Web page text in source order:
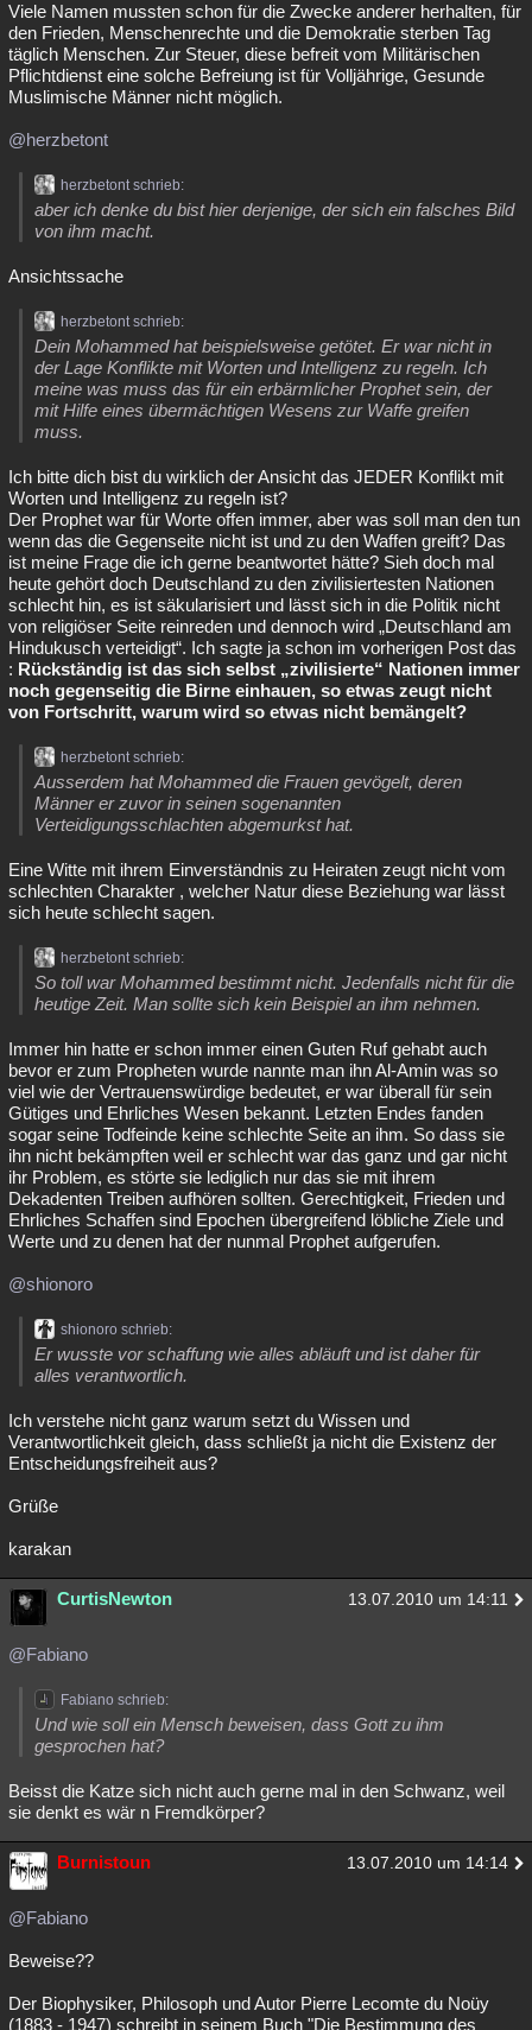
Viele Namen mussten schon für die Zwecke anderer herhalten, für
den Frieden, Menschenrechte und die Demokratie sterben Tag
täglich Menschen. Zur Steuer, diese befreit vom Militärischen
Pflichtdienst eine solche Befreiung ist für Volljährige, Gesunde
Muslimische Männer nicht möglich.
@herzbetont
herzbetont schrieb:
aber ich denke du bist hier derjenige, der sich ein falsches Bild
von ihm macht.
Ansichtssache
herzbetont schrieb:
Dein Mohammed hat beispielsweise getötet. Er war nicht in
der Lage Konflikte mit Worten und Intelligenz zu regeln. Ich
meine was muss das für ein erbärmlicher Prophet sein, der
mit Hilfe eines übermächtigen Wesens zur Waffe greifen
muss.
Ich bitte dich bist du wirklich der Ansicht das JEDER Konflikt mit
Worten und Intelligenz zu regeln ist?
Der Prophet war für Worte offen immer, aber was soll man den tun
wenn das die Gegenseite nicht ist und zu den Waffen greift? Das
ist meine Frage die ich gerne beantwortet hätte? Sieh doch mal
heute gehört doch Deutschland zu den zivilisiertesten Nationen
schlecht hin, es ist säkularisiert und lässt sich in die Politik nicht
von religiöser Seite reinreden und dennoch wird „Deutschland am
Hindukusch verteidigt“. Ich sagte ja schon im vorherigen Post das
: Rückständig ist das sich selbst „zivilisierte“ Nationen immer
noch gegenseitig die Birne einhauen, so etwas zeugt nicht
von Fortschritt, warum wird so etwas nicht bemängelt?
herzbetont schrieb:
Ausserdem hat Mohammed die Frauen gevögelt, deren
Männer er zuvor in seinen sogenannten
Verteidigungsschlachten abgemurkst hat.
Eine Witte mit ihrem Einverständnis zu Heiraten zeugt nicht vom
schlechten Charakter , welcher Natur diese Beziehung war lässt
sich heute schlecht sagen.
herzbetont schrieb:
So toll war Mohammed bestimmt nicht. Jedenfalls nicht für die
heutige Zeit. Man sollte sich kein Beispiel an ihm nehmen.
Immer hin hatte er schon immer einen Guten Ruf gehabt auch
bevor er zum Propheten wurde nannte man ihn Al-Amin was so
viel wie der Vertrauenswürdige bedeutet, er war überall für sein
Gütiges und Ehrliches Wesen bekannt. Letzten Endes fanden
sogar seine Todfeinde keine schlechte Seite an ihm. So dass sie
ihn nicht bekämpften weil er schlecht war das ganz und gar nicht
ihr Problem, es störte sie lediglich nur das sie mit ihrem
Dekadenten Treiben aufhören sollten. Gerechtigkeit, Frieden und
Ehrliches Schaffen sind Epochen übergreifend löbliche Ziele und
Werte und zu denen hat der nunmal Prophet aufgerufen.
@shionoro
shionoro schrieb:
Er wusste vor schaffung wie alles abläuft und ist daher für
alles verantwortlich.
Ich verstehe nicht ganz warum setzt du Wissen und
Verantwortlichkeit gleich, dass schließt ja nicht die Existenz der
Entscheidungsfreiheit aus?
Grüße
karakan
CurtisNewton 13.07.2010 um 14:11
@Fabiano
Fabiano schrieb:
Und wie soll ein Mensch beweisen, dass Gott zu ihm
gesprochen hat?
Beisst die Katze sich nicht auch gerne mal in den Schwanz, weil
sie denkt es wär n Fremdkörper?
Burnistoun 13.07.2010 um 14:14
@Fabiano
Beweise??
Der Biophysiker, Philosoph und Autor Pierre Lecomte du Noüy
(1883 - 1947) schreibt in seinem Buch "Die Bestimmung des